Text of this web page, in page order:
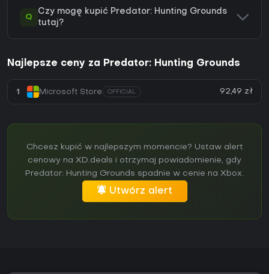
Q
Czy mogę kupić Predator: Hunting Grounds
tutaj?
Najlepsze ceny za Predator: Hunting Grounds
1 Microsoft Store OFFICIAL 92,49 zł
Chcesz kupić w najlepszym momencie? Ustaw alert
cenowy na XD.deals i otrzymaj powiadomienie, gdy
Predator: Hunting Grounds spadnie w cenie na Xbox.
Utwórz alert